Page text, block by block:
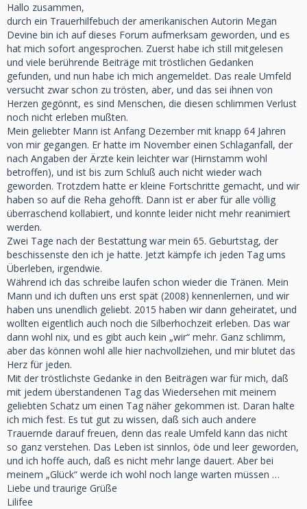
Hallo zusammen,
durch ein Trauerhilfebuch der amerikanischen Autorin Megan
Devine bin ich auf dieses Forum aufmerksam geworden, und es
hat mich sofort angesprochen. Zuerst habe ich still mitgelesen
und viele berührende Beiträge mit tröstlichen Gedanken
gefunden, und nun habe ich mich angemeldet. Das reale Umfeld
versucht zwar schon zu trösten, aber, und das sei ihnen von
Herzen gegönnt, es sind Menschen, die diesen schlimmen Verlust
noch nicht erleben mußten.
Mein geliebter Mann ist Anfang Dezember mit knapp 64 Jahren
von mir gegangen. Er hatte im November einen Schlaganfall, der
nach Angaben der Ärzte kein leichter war (Hirnstamm wohl
betroffen), und ist bis zum Schluß auch nicht wieder wach
geworden. Trotzdem hatte er kleine Fortschritte gemacht, und wir
haben so auf die Reha gehofft. Dann ist er aber für alle völlig
überraschend kollabiert, und konnte leider nicht mehr reanimiert
werden.
Zwei Tage nach der Bestattung war mein 65. Geburtstag, der
beschissenste den ich je hatte. Jetzt kämpfe ich jeden Tag ums
Überleben, irgendwie.
Während ich das schreibe laufen schon wieder die Tränen. Mein
Mann und ich duften uns erst spät (2008) kennenlernen, und wir
haben uns unendlich geliebt. 2015 haben wir dann geheiratet, und
wollten eigentlich auch noch die Silberhochzeit erleben. Das war
dann wohl nix, und es gibt auch kein „wir“ mehr. Ganz schlimm,
aber das können wohl alle hier nachvollziehen, und mir blutet das
Herz für jeden.
Mit der tröstlichste Gedanke in den Beiträgen war für mich, daß
mit jedem überstandenen Tag das Wiedersehen mit meinem
geliebten Schatz um einen Tag näher gekommen ist. Daran halte
ich mich fest. Es tut gut zu wissen, daß sich auch andere
Trauernde darauf freuen, denn das reale Umfeld kann das nicht
so ganz verstehen. Das Leben ist sinnlos, öde und leer geworden,
und ich hoffe auch, daß es nicht mehr lange dauert. Aber bei
meinem „Glück“ werde ich wohl noch lange warten müssen …
Liebe und traurige Grüße
Lilifee